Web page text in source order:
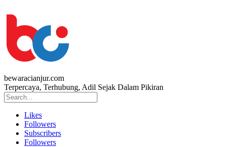
bewaracianjur.com
Terpercaya, Terhubung, Adil Sejak Dalam Pikiran
Likes
Followers
Subscribers
Followers